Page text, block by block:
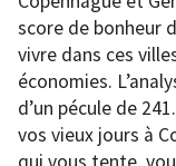
score de bonheur
vivre dans ces
économies.
d’un pécule de
vos vieux jours à